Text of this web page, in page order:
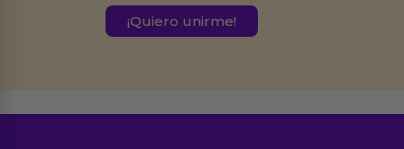
Destinatarios:Ferran Roig Muñoz. Podrás ejercer tus